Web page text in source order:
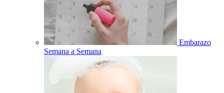
Embarazo
Semana a Semana